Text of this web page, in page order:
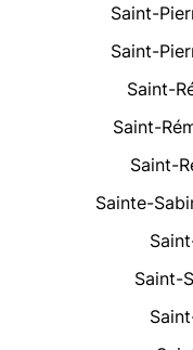
Saint-
Saint-
Saint-
Saint-
Saint-
Sainte-
Saint-